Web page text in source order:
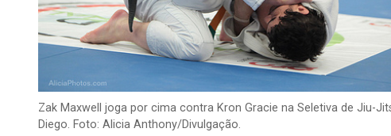
Zak Maxwell joga por cima contra Kron Gracie na Seletiva de Jiu-
Diego. Foto: Alicia Anthony/Divulgação.